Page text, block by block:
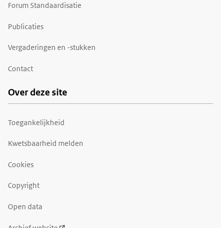
Forum Standaardisatie
Publicaties
Vergaderingen en -stukken
Contact
Over deze site
Toegankelijkheid
Kwetsbaarheid melden
Cookies
Copyright
Open data